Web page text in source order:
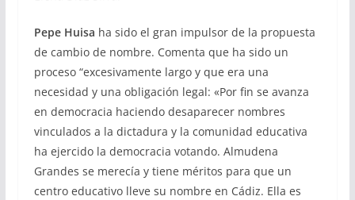
Pepe Huisa ha sido el gran impulsor de la propuesta
de cambio de nombre. Comenta que ha sido un
proceso “excesivamente largo y que era una
necesidad y una obligación legal: «Por fin se avanza
en democracia haciendo desaparecer nombres
vinculados a la dictadura y la comunidad educativa
ha ejercido la democracia votando. Almudena
Grandes se merecía y tiene méritos para que un
centro educativo lleve su nombre en Cádiz. Ella es